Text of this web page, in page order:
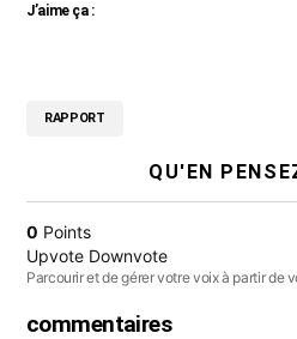
J’aime ça :
RAPPORT
QU'EN
0 Points
Upvote Downvote
Parcourir et de gérer votre voix à partir de
commentaires